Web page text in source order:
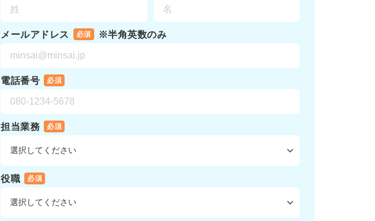
メールアドレス 必須 ※半角英数のみ
電話番号 必須
担当業務 必須
役職 必須